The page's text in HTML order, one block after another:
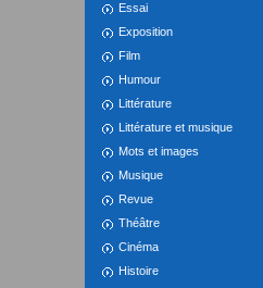
Essai
Exposition
Film
Humour
Littérature
Littérature et musique
Mots et images
Musique
Revue
Théâtre
Cinéma
Histoire